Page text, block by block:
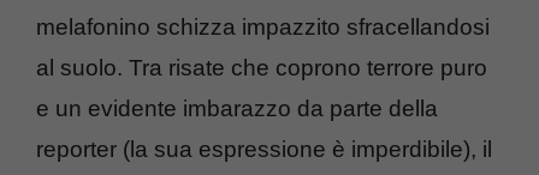
melafonino schizza impazzito sfracellandosi
al suolo. Tra risate che coprono terrore puro
e un evidente imbarazzo da parte della
reporter (la sua espressione è imperdibile), il